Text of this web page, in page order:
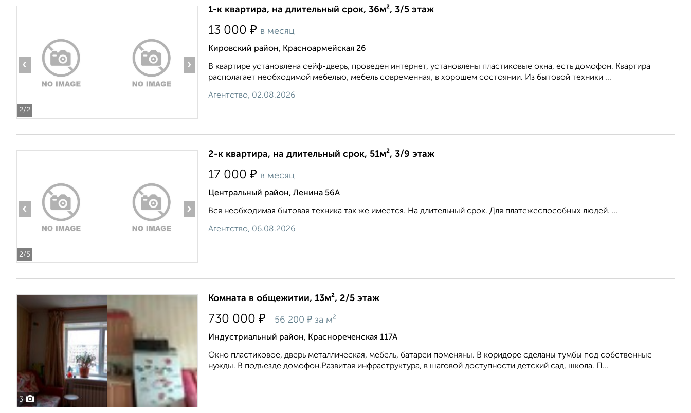
2/2
‹ ›
1-к квартира, на длительный срок, 36м², 3/5 этаж
13 000 ₽ в месяц
Кировский район, Красноармейская 26
В квартире установлена сейф-дверь, проведен интернет, установлены пластиковые окна, есть домофон. Квартира
располагает необходимой мебелью, мебель современная, в хорошем состоянии. Из бытовой техники ...
Агентство, 02.08.2026
2/5
‹ ›
2-к квартира, на длительный срок, 51м², 3/9 этаж
17 000 ₽ в месяц
Центральный район, Ленина 56А
Вся необходимая бытовая техника так же имеется. На длительный срок. Для платежеспособных людей. ...
Агентство, 06.08.2026
3
Комната в общежитии, 13м², 2/5 этаж
730 000 ₽ 56 200 ₽ за м²
Индустриальный район, Краснореченская 117А
Окно пластиковое, дверь металлическая, мебель, батареи поменяны. В коридоре сделаны тумбы под собственные
нужды. В подъезде домофон.Развитая инфраструктура, в шаговой доступности детский сад, школа. П...